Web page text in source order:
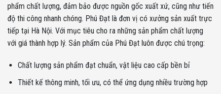
phẩm chất lượng, đảm bảo được nguồn gốc xuất xứ, cũng như tiến
độ thi công nhanh chóng. Phú Đạt là đơn vị có xưởng sản xuất trực
tiếp tại Hà Nội. Với mục tiêu cho ra những sản phẩm chất lượng
với giá thành hợp lý. Sản phẩm của Phú Đạt luôn được chú trọng:
Chất lượng sản phẩm đạt chuẩn, vật liệu cao cấp bền bỉ
Thiết kế thông minh, tối ưu, có thể ứng dụng nhiều trường hợp